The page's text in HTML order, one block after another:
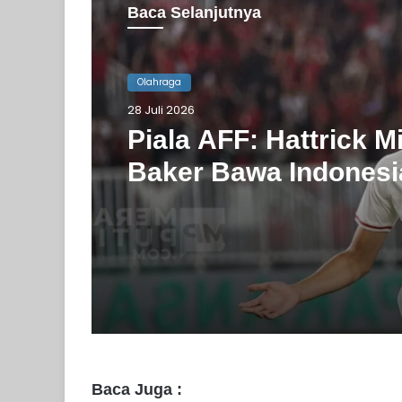
Baca Selanjutnya
Olahraga
28 Juli 2026
Piala AFF: Hattrick
Baker Bawa
Menang Telak 5-1
Kamboja
Olahraga
12 Juli 2026
Tampil Dominan di
Cahu, Tim Futsal
Utara Rajai
Baca Juga :